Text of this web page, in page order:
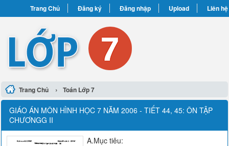
Trang Chủ Đăng ký Đăng nhập Upload Liên hệ
Trang Chủ › Toán Lớp 7
GIÁO ÁN MÔN HÌNH HỌC 7 NĂM 2006 - TIẾT 44, 45: ÔN TẬP
CHƯƠNGG II
A.Mục tiêu: